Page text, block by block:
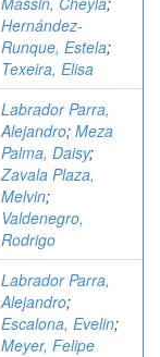
Hernández-
Runque, Estela;
Texeira, Elisa
Labrador Parra,
Alejandro; Meza
Palma, Daisy;
Zavala Plaza,
Melvin;
Valdenegro,
Rodrigo
Labrador Parra,
Alejandro;
Escalona, Evelin;
Meyer, Felipe